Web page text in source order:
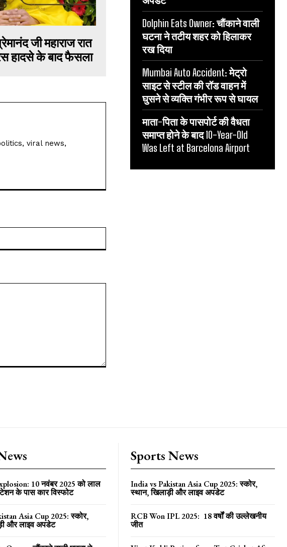
जी महाराज रात
हादसे के बाद फैसला
viral news,
Dolphin Eats Owner: चौंकाने वाली
घटना ने तटीय शहर को हिलाकर
रख दिया
Mumbai Auto Accident: मेट्रो
साइट से स्टील की रॉड वाहन में
घुसने से व्यक्ति गंभीर रूप से घायल
माता-पिता के पासपोर्ट की वैधता
समाप्त होने के बाद 10-Year-Old
Was Left at Barcelona Airport
10 नवंबर 2025 को लाल
के पास कार विस्फोट
Asia Cup 2025: स्कोर,
और लाइव अपडेट
Sports News
India vs Pakistan Asia Cup 2025: स्कोर,
स्थान, खिलाड़ी और लाइव अपडेट
RCB Won IPL 2025: 18 वर्षों की उल्लेखनीय
जीत